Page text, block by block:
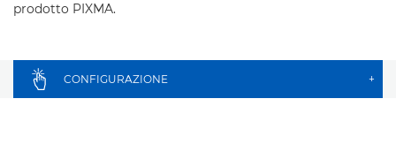
prodotto PIXMA.
CONFIGURAZIONE +